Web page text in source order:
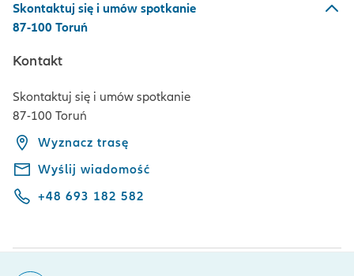
Skontaktuj się i umów spotkanie
87-100 Toruń
Kontakt
Skontaktuj się i umów spotkanie
87-100 Toruń
Wyznacz trasę
Wyślij wiadomość
+48 693 182 582